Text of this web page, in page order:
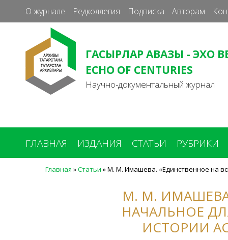
О журнале Редколлегия Подписка Авторам
ГАСЫРЛАР АВАЗЫ - ЭХО
ECHO OF CENTURIES
Научно-документальный журнал
ГЛАВНАЯ ИЗДАНИЯ СТАТЬИ РУБРИКИ
Главная »Статьи »М. М. Имашева. «Единственное на
М. М.
НАЧАЛЬНОЕ
ИСТОРИИ